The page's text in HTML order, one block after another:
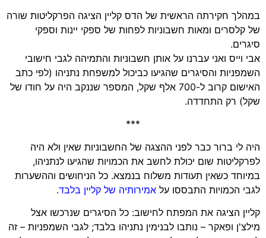
במהלך חקירתה הראשית של הדס קליין הציגה הפרקליטות שורה
של קלסרים ומאות חשבוניות לפחות של ספקי יינות וספקי
סיגרים.
אבי וייס ואני עברנו על אותן חשבוניות והתמיהה לגבי חישובי
השמפניות והסיגרים שהגיעו כביכול למשפחת נתניהו (לפי כתב
האישום קרוב ל-700 אלף שקל, המספר שננקב היה על חודו של
שקל) רק התחדדה.
***
היה לי ברור כבר לפני ההצגה של החשבוניות שאין ולא היה
לפרקליטות שום יכולת לחשב את הכמויות שהגיעו לנתניהו,
במיוחד כשאין תעודות משלוח בנמצא. כל הניחושים וההשערות
לגבי הכמויות התבססו על אמירותיה של קליין בלבד.
קליין הציגה את המפתח לחישוב: כל הסיגרים שנרכשו אצל
מילצ'ן ופאקר – נותבו לבנימין נתניהו בלבד; לגבי השמפניות – זה